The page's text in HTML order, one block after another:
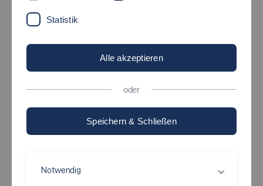
WEEK
Statistik
Alle akzeptieren
oder
Speichern & Schließen
Notwendig